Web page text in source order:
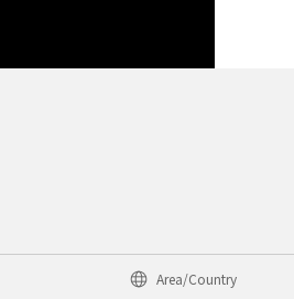
Area/Country